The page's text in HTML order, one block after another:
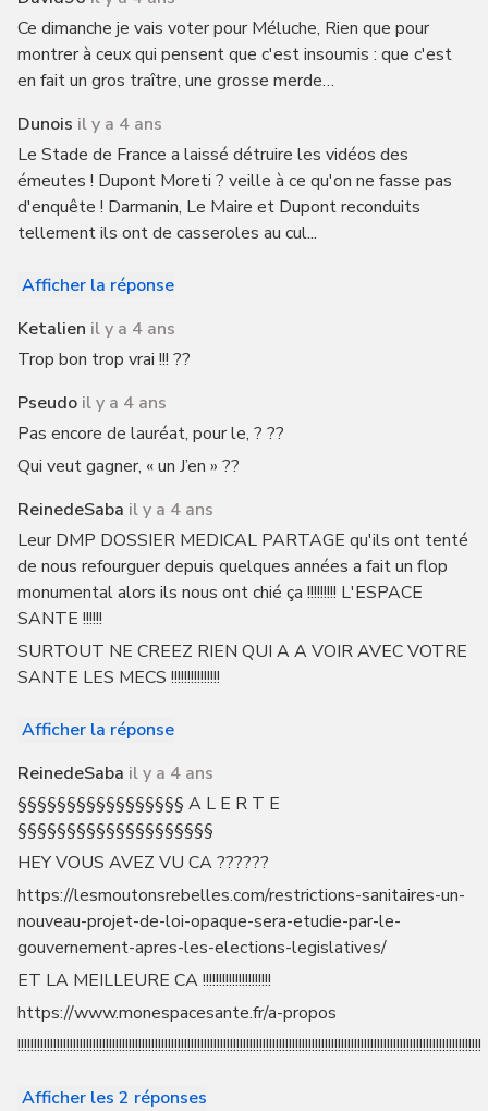
Ce dimanche je vais voter pour Méluche, Rien que pour
montrer à ceux qui pensent que c'est insoumis : que c'est
en fait un gros traître, une grosse merde…
Dunois il y a 4 ans
Le Stade de France a laissé détruire les vidéos des
émeutes ! Dupont Moreti ? veille à ce qu'on ne fasse pas
d'enquête ! Darmanin, Le Maire et Dupont reconduits
tellement ils ont de casseroles au cul...
Afficher la réponse
Ketalien il y a 4 ans
Trop bon trop vrai !!! ??
Pseudo il y a 4 ans
Pas encore de lauréat, pour le, ? ??
Qui veut gagner, « un J’en » ??
ReinedeSaba il y a 4 ans
Leur DMP DOSSIER MEDICAL PARTAGE qu'ils ont tenté
de nous refourguer depuis quelques années a fait un flop
monumental alors ils nous ont chié ça !!!!!!!!! L'ESPACE
SANTE !!!!!!
SURTOUT NE CREEZ RIEN QUI A A VOIR AVEC VOTRE
SANTE LES MECS !!!!!!!!!!!!!!!
Afficher la réponse
ReinedeSaba il y a 4 ans
§§§§§§§§§§§§§§§§§ A L E R T E
§§§§§§§§§§§§§§§§§§§§
HEY VOUS AVEZ VU CA ??????
https://lesmoutonsrebelles.com/restrictions-sanitaires-un-
nouveau-projet-de-loi-opaque-sera-etudie-par-le-
gouvernement-apres-les-elections-legislatives/
ET LA MEILLEURE CA !!!!!!!!!!!!!!!!!!!!!
https://www.monespacesante.fr/a-propos
!!!!!!!!!!!!!!!!!!!!!!!!!!!!!!!!!!!!!!!!!!!!!!!!!!!!!!!!!!!!!!!!!!!!!!!!!!!!!!!!!!!!!!!!!!!!!!!!!!!!!!!!!!!!!!!!!!!!!!!!!!!!!!!!!!!!!!!!!!!!!!
Afficher les 2 réponses